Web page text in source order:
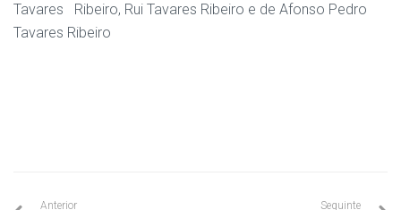
Tavares Ribeiro, Rui Tavares Ribeiro e de Afonso Pedro
Tavares Ribeiro
Anterior Seguinte